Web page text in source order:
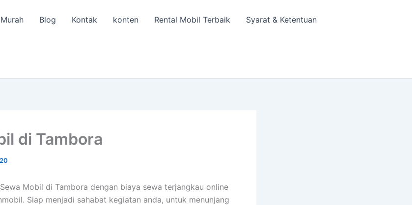
Blog Kontak konten Rental Mobil Terbaik Syarat & Ketentuan
di Tambora
Mobil di Tambora dengan biaya sewa terjangkau online
Siap menjadi sahabat kegiatan anda, untuk menunjang